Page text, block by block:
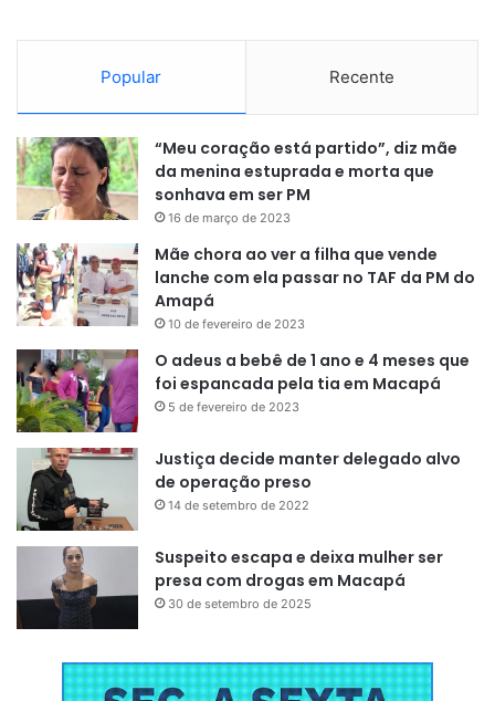
Popular Recente
“Meu coração está partido”, diz mãe
da menina estuprada e morta que
sonhava em ser PM
16 de março de 2023
Mãe chora ao ver a filha que vende
lanche com ela passar no TAF da PM do
Amapá
10 de fevereiro de 2023
O adeus a bebê de 1 ano e 4 meses que
foi espancada pela tia em Macapá
5 de fevereiro de 2023
Justiça decide manter delegado alvo
de operação preso
14 de setembro de 2022
Suspeito escapa e deixa mulher ser
presa com drogas em Macapá
30 de setembro de 2025